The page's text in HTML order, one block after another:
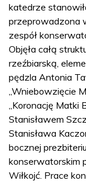
katedrze
przeprowadzona
zespół
Objęła całą
rzeźbiarską,
pędzla Antonia
„Wniebowzięcie
„Koronację Matki
Stanisławem
Stanisława
bocznej
konserwatorskim
Wiłkojć. Prace